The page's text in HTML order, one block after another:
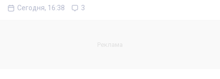
Сегодня, 16:38 3